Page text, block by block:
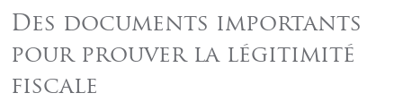
Des documents importants
pour prouver la légitimité
fiscale